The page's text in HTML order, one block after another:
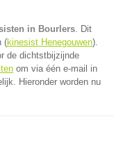
in Bourlers. Dit
(kinesist Henegouwen).
de dichtstbijzijnde
om via één e-mail in
Hieronder worden nu